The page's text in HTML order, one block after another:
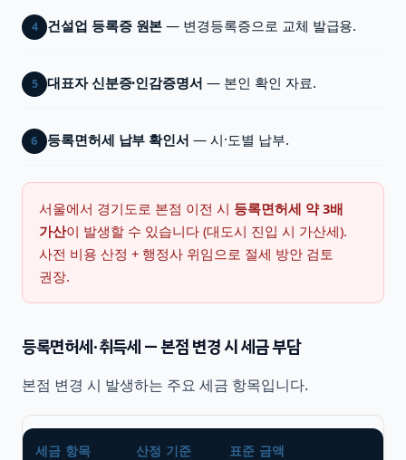
4 건설업 등록증 원본 — 변경등록증으로 교체 발급용.
5 대표자 신분증·인감증명서 — 본인 확인 자료.
6 등록면허세 납부 확인서 — 시·도별 납부.
서울에서 경기도로 본점 이전 시 등록면허세 약 3배
가산이 발생할 수 있습니다 (대도시 진입 시 가산세).
사전 비용 산정 + 행정사 위임으로 절세 방안 검토
권장.
등록면허세·취득세 — 본점 변경 시 세금 부담
본점 변경 시 발생하는 주요 세금 항목입니다.
세금 항목 산정 기준 표준 금액